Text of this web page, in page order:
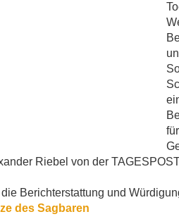
Riebel von der
Berichterstattung und
des Sagbaren